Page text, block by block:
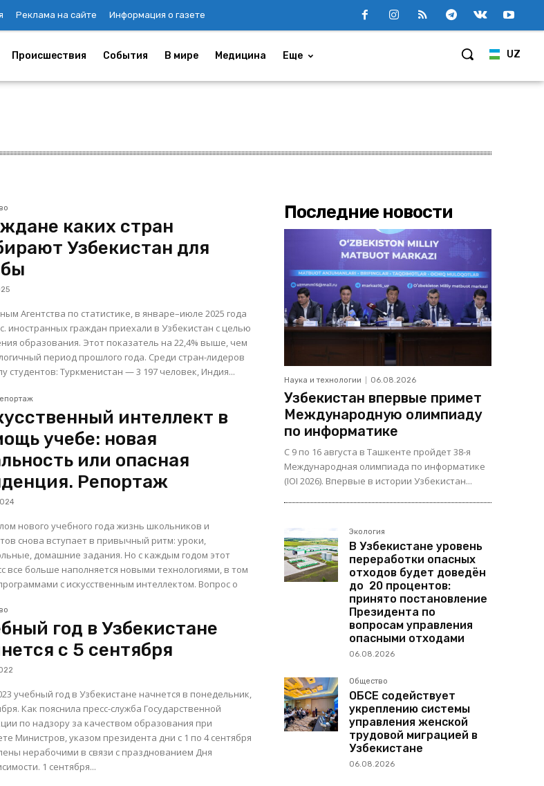
Реклама на сайте Информация о газете
UZ
Происшествия События В мире Медицина Еще
каких стран
Узбекистан для
Агентства по статистике, в январе–июле 2025 года
иностранных граждан приехали в Узбекистан с целью
образования. Этот показатель на 22,4% выше, чем
период прошлого года. Среди стран-лидеров
по числу студентов: Туркменистан — 3 197 человек, Индия...
интеллект в
учебе: новая
или опасная
Репортаж
нового учебного года жизнь школьников и
снова вступает в привычный ритм: уроки,
домашние задания. Но с каждым годом этот
все больше наполняется новыми технологиями, в том
с искусственным интеллектом. Вопрос о
год в Узбекистане
с 5 сентября
учебный год в Узбекистане начнется в понедельник,
Государственной
по надзору за качеством образования при
Министров, указом президента дни с 1 по 4 сентября
нерабочими в связи с празднованием Дня
независимости. 1 сентября...
Последние новости
Наука и технологии 06.08.2026
Узбекистан впервые примет
Международную олимпиаду
по информатике
С 9 по 16 августа в Ташкенте пройдет 38-я
Международная олимпиада по информатике
(IOI 2026). Впервые в истории Узбекистан...
Экология
В Узбекистане уровень
переработки опасных
отходов будет доведён
до 20 процентов:
принято постановление
Президента по
вопросам управления
опасными отходами
06.08.2026
Общество
ОБСЕ содействует
укреплению системы
управления женской
трудовой миграцией в
Узбекистане
06.08.2026